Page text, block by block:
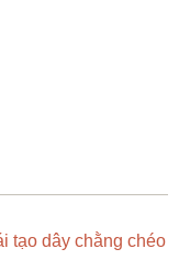
tạo dây chằng chéo